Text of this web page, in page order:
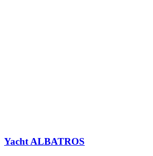
YachtALBATROS